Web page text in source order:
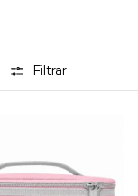
Filtrar